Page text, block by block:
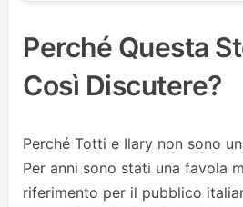
Perché Questa
Così Discutere?
Perché Totti e Ilary non sono
Per anni sono stati una favola
riferimento per il pubblico